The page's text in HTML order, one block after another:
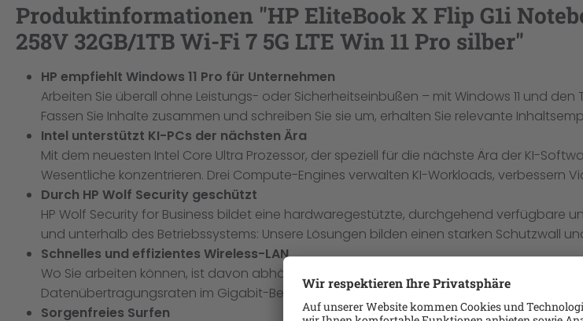
Produktinformationen "HP EliteBook X Flip G1i
258V 32GB/1TB Wi-Fi 7 5G LTE Win 11 Pro silber"
HP empfiehlt Windows 11 Pro für Unternehmen
Arbeiten Sie überall ohne Leistungs- oder Sicherheitseinbußen – mit Windows 11 und
Fassen Sie Inhalte zusammen und schreiben Sie sie um, erhalten Sie relevante
Intel unterstützt KI-PCs der nächsten Ära
Mit dem neuesten Intel Core Ultra Prozessor, der speziell für die nächste Ära der KI-
Wesentliche konzentrieren. Drei Compute-Engines verwalten KI-Workloads,
Durch HP Wolf Security geschützt
HP Wolf Security for Business bildet eine hardwaregestützte, durchgehend verfügbare
und unterhalb des Betriebssystems: Unsere Lösungen bilden einen starken Schutzwall
Schnelles und effizientes Wireless-LAN
Wo Sie arbeiten können, ist davon abhängig, wie mobil Ihr PC ist und ob eine
Datenübertragungsraten im Gigabit-Bereich eine schnelle, zuverlässige Verbindung in
Sorgenfreies Surfen